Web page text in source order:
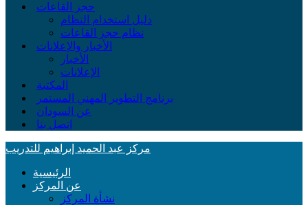
حجز القاعات
دليل استخدام النظام
نظام حجز القاعات
الأخبار والإعلانات
الأخبار
الإعلانات
المكتبة
برنامج التطوير المهني المستمر
عن السودان
اتصل بنا
مركز عبد الحميد إبراهيم للتدريب
الرئيسية
عن المركز
نشأة المركز